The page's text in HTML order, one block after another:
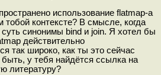
использование flatmap-а
тобой контексте? В смысле, когда
суть синонимы bind и join. Я хотел бы
действительно
так широко, как ты это сейчас
у тебя найдётся ссылка на
литературу?